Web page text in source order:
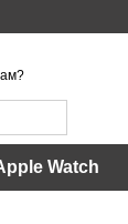
Watch